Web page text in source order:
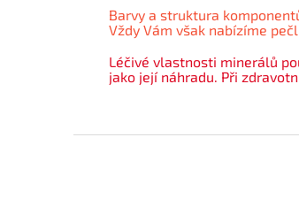
Barvy a struktura
Vždy Vám však nabízíme
Léčivé vlastnosti minerálů
jako její náhradu. Při